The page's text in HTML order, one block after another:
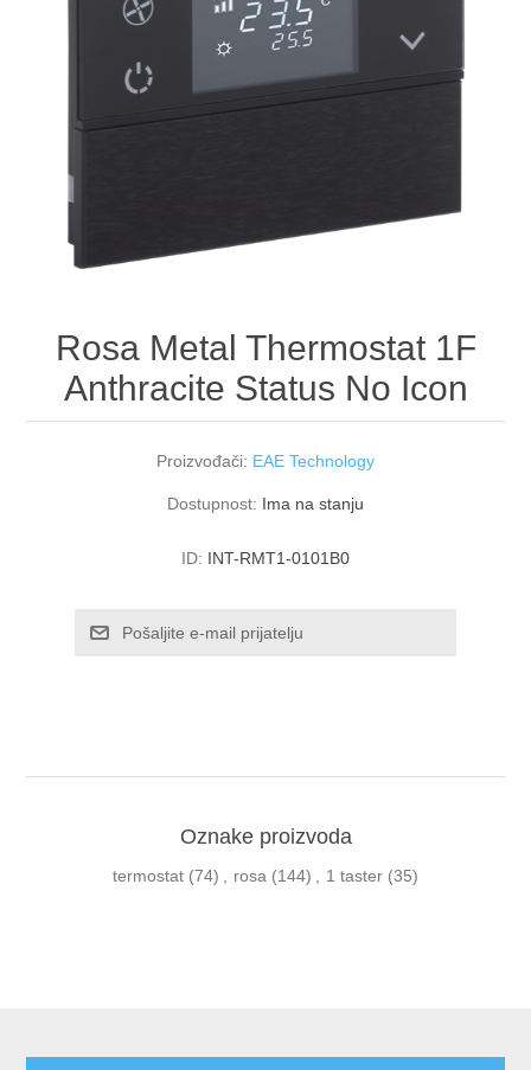
Rosa Metal Thermostat 1F
Anthracite Status No Icon
Proizvođači: EAE Technology
Dostupnost: Ima na stanju
ID: INT-RMT1-0101B0
Oznake proizvoda
termostat (74) rosa (144) 1 taster (35)